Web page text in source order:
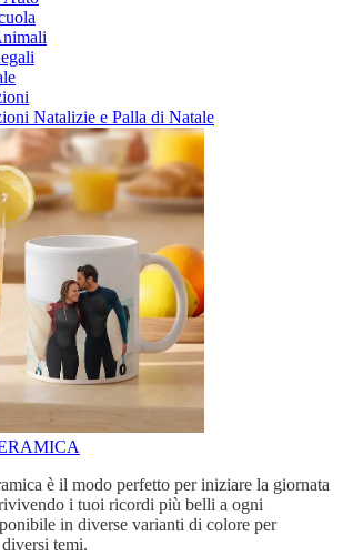
Natalizie e Palla di Natale
è il modo perfetto per iniziare la giornata
i tuoi ricordi più belli a ogni
in diverse varianti di colore per
temi.